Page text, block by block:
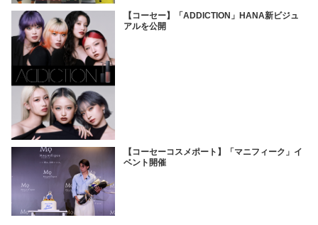
【コーセー】「ADDICTION」HANA新ビジュ
アルを公開
【コーセーコスメポート】「マニフィーク」イ
ベント開催